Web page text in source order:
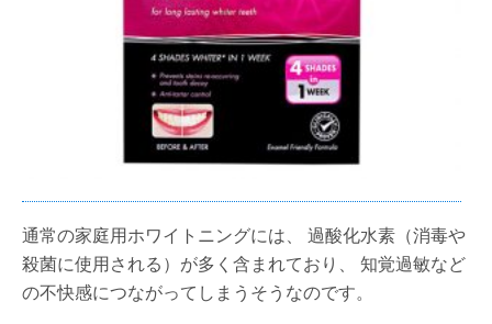
通常の家庭用ホワイトニングには、 過酸化水素（消毒や
殺菌に使用される）が多く含まれており、 知覚過敏など
の不快感につながってしまうそうなのです。